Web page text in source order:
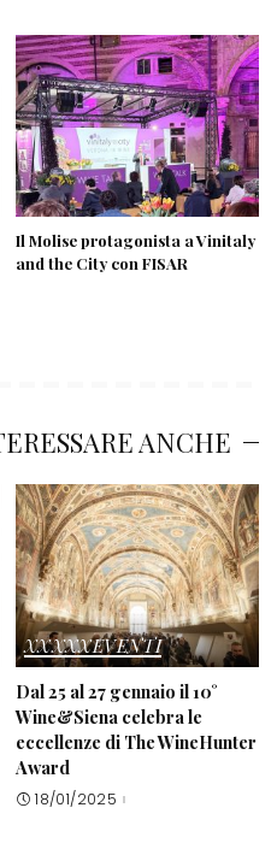
Il Molise protagonista a Vinitaly
and the City con FISAR
ANCHE
XXXXXEVENTI
Dal 25 al 27 gennaio il 10°
Wine&Siena celebra le
eccellenze di The WineHunter
Award
18/01/2025